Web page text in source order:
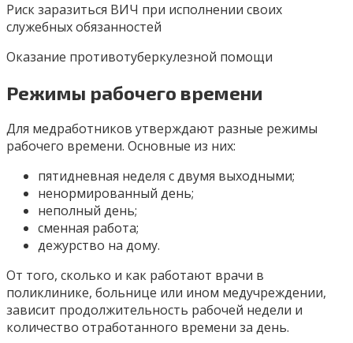
Риск заразиться ВИЧ при исполнении своих
служебных обязанностей
Оказание противотуберкулезной помощи
Режимы рабочего времени
Для медработников утверждают разные режимы
рабочего времени. Основные из них:
пятидневная неделя с двумя выходными;
ненормированный день;
неполный день;
сменная работа;
дежурство на дому.
От того, сколько и как работают врачи в
поликлинике, больнице или ином медучреждении,
зависит продолжительность рабочей недели и
количество отработанного времени за день.